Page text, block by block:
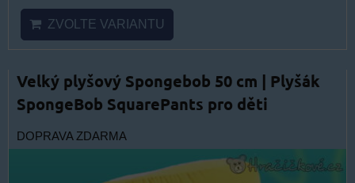
ZVOLTE VARIANTU
Velký plyšový Spongebob 50 cm | Plyšák
SpongeBob SquarePants pro děti
DOPRAVA ZDARMA